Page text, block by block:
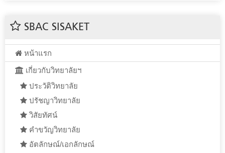
SBAC SISAKET
หน้าแรก
เกี่ยวกับวิทยาลัยฯ
ประวัติวิทยาลัย
ปรัชญาวิทยาลัย
วิสัยทัศน์
คำขวัญวิทยาลัย
อัตลักษณ์/เอกลักษณ์